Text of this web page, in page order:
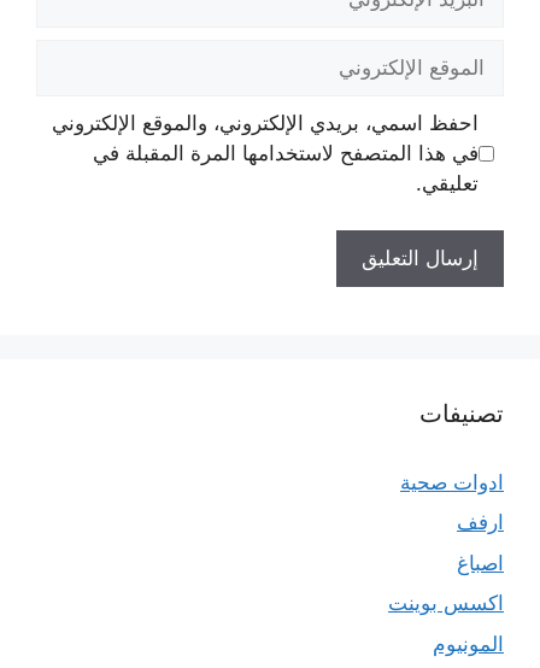
الإلكتروني
الموقع
الإلكتروني
احفظ اسمي، بريدي الإلكتروني، والموقع الإلكتروني
في هذا المتصفح لاستخدامها المرة المقبلة في
تعليقي.
تصنيفات
ادوات صحية
ارفف
اصباغ
اكسس بوينت
المونيوم